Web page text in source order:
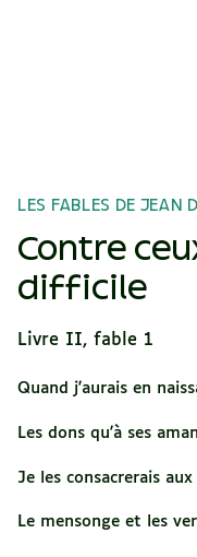
LES FABLES DE JEAN
Contre
difficile
Livre II, fable 1
Quand j'aurais en
Les dons qu'à ses
Je les consacrerais
Le mensonge et les